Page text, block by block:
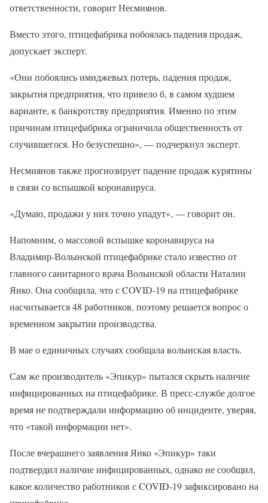
ответственности, говорит Несмиянов.
Вместо этого, птицефабрика побоялась падения продаж,
допускает эксперт.
«Они побоялись имиджевых потерь, падения продаж,
закрытия предприятия, что привело б, в самом худшем
варианте, к банкротству предприятия. Именно по этим
причинам птицефабрика ограничила общественность от
случившегося. Но безуспешно», — подчеркнул эксперт.
Несмиянов также прогнозирует падение продаж курятины
в связи со вспышкой коронавируса.
«Думаю, продажи у них точно упадут», — говорит он.
Напомним, о массовой вспышке коронавируса на
Владимир-Волынской птицефабрике стало известно от
главного санитарного врача Волынской области Наталии
Янко. Она сообщила, что с COVID-19 на птицефабрике
насчитывается 48 работников, поэтому решается вопрос о
временном закрытии производства.
В мае о единичных случаях сообщала волынская власть.
Сам же производитель «Эпикур» пытался скрыть наличие
инфицированных на птицефабрике. В пресс-службе долгое
время не подтверждали информацию об инциденте, уверяя,
что «такой информации нет».
После вчерашнего заявления Янко «Эпикур» таки
подтвердил наличие инфицированных, однако не сообщил,
какое количество работников с COVID-19 зафиксировано на